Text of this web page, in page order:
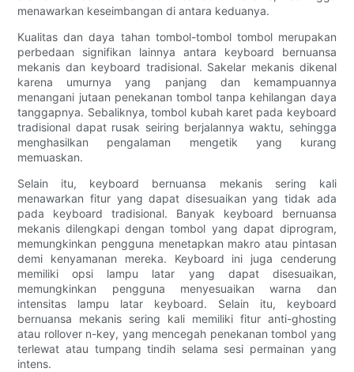
menawarkan keseimbangan di antara keduanya.
Kualitas dan daya tahan tombol-tombol tombol merupakan
perbedaan signifikan lainnya antara keyboard bernuansa
mekanis dan keyboard tradisional. Sakelar mekanis dikenal
karena umurnya yang panjang dan kemampuannya
menangani jutaan penekanan tombol tanpa kehilangan daya
tanggapnya. Sebaliknya, tombol kubah karet pada keyboard
tradisional dapat rusak seiring berjalannya waktu, sehingga
menghasilkan pengalaman mengetik yang kurang
memuaskan.
Selain itu, keyboard bernuansa mekanis sering kali
menawarkan fitur yang dapat disesuaikan yang tidak ada
pada keyboard tradisional. Banyak keyboard bernuansa
mekanis dilengkapi dengan tombol yang dapat diprogram,
memungkinkan pengguna menetapkan makro atau pintasan
demi kenyamanan mereka. Keyboard ini juga cenderung
memiliki opsi lampu latar yang dapat disesuaikan,
memungkinkan pengguna menyesuaikan warna dan
intensitas lampu latar keyboard. Selain itu, keyboard
bernuansa mekanis sering kali memiliki fitur anti-ghosting
atau rollover n-key, yang mencegah penekanan tombol yang
terlewat atau tumpang tindih selama sesi permainan yang
intens.